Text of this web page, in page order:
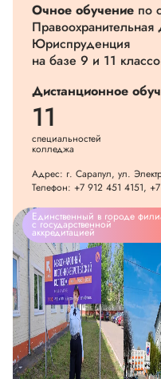
Очное обучение по
Правоохранительная
Юриспруденция
на базе 9 и 11
Дистанционное
11
специальностей
колледжа
Адрес: г. Сарапул, ул.
Телефон: +7 912 451 4151,
Единственный в городе
с государственной
аккредитацией